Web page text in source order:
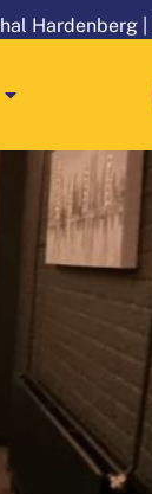
Hardenberg